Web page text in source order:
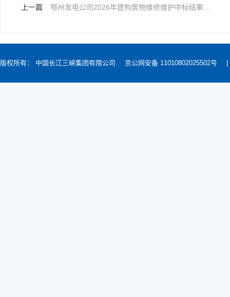
上一篇
版权所有： 中国长江三峡集团有限公司 京公网安备 11010802025502号